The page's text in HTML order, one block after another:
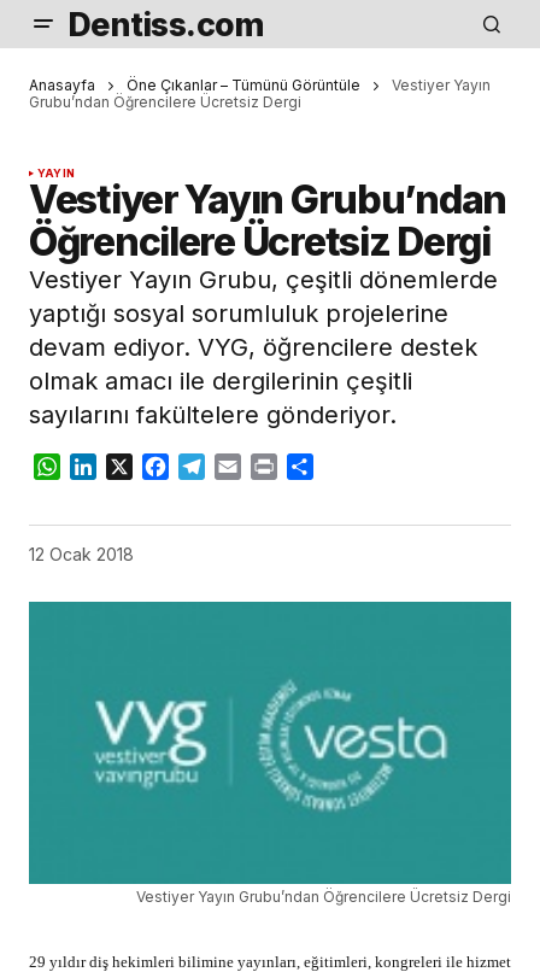
Dentiss.com
Anasayfa Öne Çıkanlar – Tümünü Görüntüle
Vestiyer Yayın
Grubu’ndan Öğrencilere Ücretsiz Dergi
YAYIN
Vestiyer Yayın Grubu’ndan
Öğrencilere Ücretsiz Dergi
Vestiyer Yayın Grubu, çeşitli dönemlerde
yaptığı sosyal sorumluluk projelerine
devam ediyor. VYG, öğrencilere destek
olmak amacı ile dergilerinin çeşitli
sayılarını fakültelere gönderiyor.
WhatsApp
LinkedIn
X Facebook
Telegram
Email Print
12 Ocak 2018
Vestiyer Yayın Grubu’ndan Öğrencilere Ücretsiz Dergi
29 yıldır diş hekimleri bilimine yayınları, eğitimleri, kongreleri ile hizmet